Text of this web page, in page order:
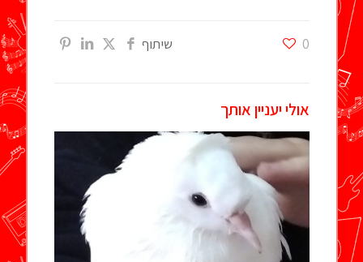
שיתוף 0
אולי יעניין אותך